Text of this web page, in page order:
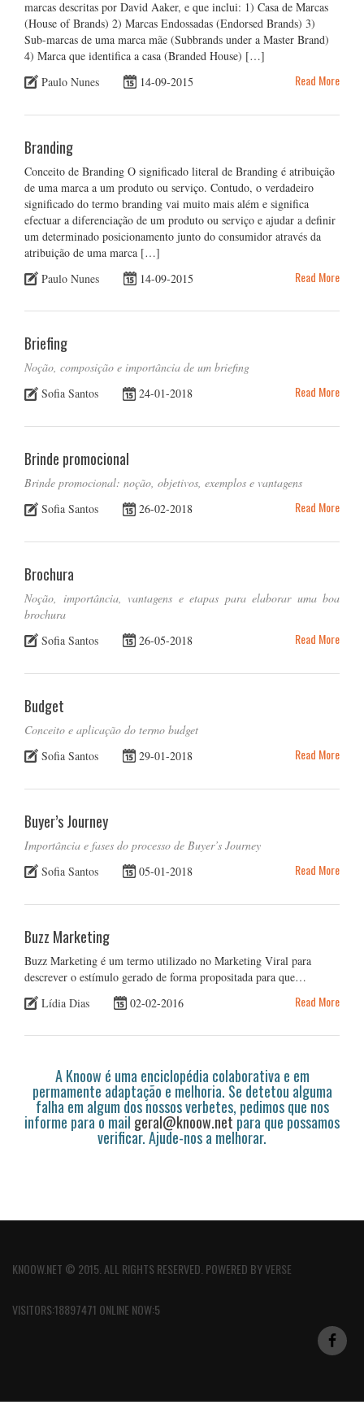
marcas descritas por David Aaker, e que inclui: 1) Casa de Marcas
(House of Brands) 2) Marcas Endossadas (Endorsed Brands) 3)
Sub-marcas de uma marca mãe (Subbrands under a Master Brand)
4) Marca que identifica a casa (Branded House) […]
Paulo Nunes
14-09-2015 Read More
Branding
Conceito de Branding O significado literal de Branding é atribuição
de uma marca a um produto ou serviço. Contudo, o verdadeiro
significado do termo branding vai muito mais além e significa
efectuar a diferenciação de um produto ou serviço e ajudar a definir
um determinado posicionamento junto do consumidor através da
atribuição de uma marca […]
Paulo Nunes
14-09-2015 Read More
Briefing
Noção, composição e importância de um briefing
Sofia Santos
24-01-2018 Read More
Brinde promocional
Brinde promocional: noção, objetivos, exemplos e vantagens
Sofia Santos
26-02-2018 Read More
Brochura
Noção, importância, vantagens e etapas para elaborar uma boa
brochura
Sofia Santos
26-05-2018 Read More
Budget
Conceito e aplicação do termo budget
Sofia Santos
29-01-2018 Read More
Buyer’s Journey
Importância e fases do processo de Buyer’s Journey
Sofia Santos
05-01-2018 Read More
Buzz Marketing
Buzz Marketing é um termo utilizado no Marketing Viral para
descrever o estímulo gerado de forma propositada para que…
Lídia Dias
02-02-2016 Read More
A Knoow é uma enciclopédia colaborativa e em
permamente adaptação e melhoria. Se detetou alguma
falha em algum dos nossos verbetes, pedimos que nos
informe para o mail geral@knoow.netpara que possamos
verificar. Ajude-nos a melhorar.
KNOOW.NET © 2015. ALL RIGHTS RESERVED. POWERED BYVERSE
VISITORS:18897471 ONLINE NOW:5